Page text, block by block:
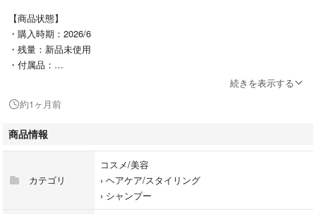
【商品状態】
・購入時期：2026/6
・残量：新品未使用
・付属品：
#フィヨーレコスメティクス
#4580508131384
#ヘアケア/スタイリング
#シャンプー
続きを表示する
約1ヶ月前
商品情報
カテゴリ
コスメ/美容
› ヘアケア/スタイリング
› シャンプー